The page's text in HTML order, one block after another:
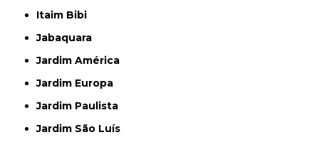
Itaim Bibi
Jabaquara
Jardim América
Jardim Europa
Jardim Paulista
Jardim São Luís